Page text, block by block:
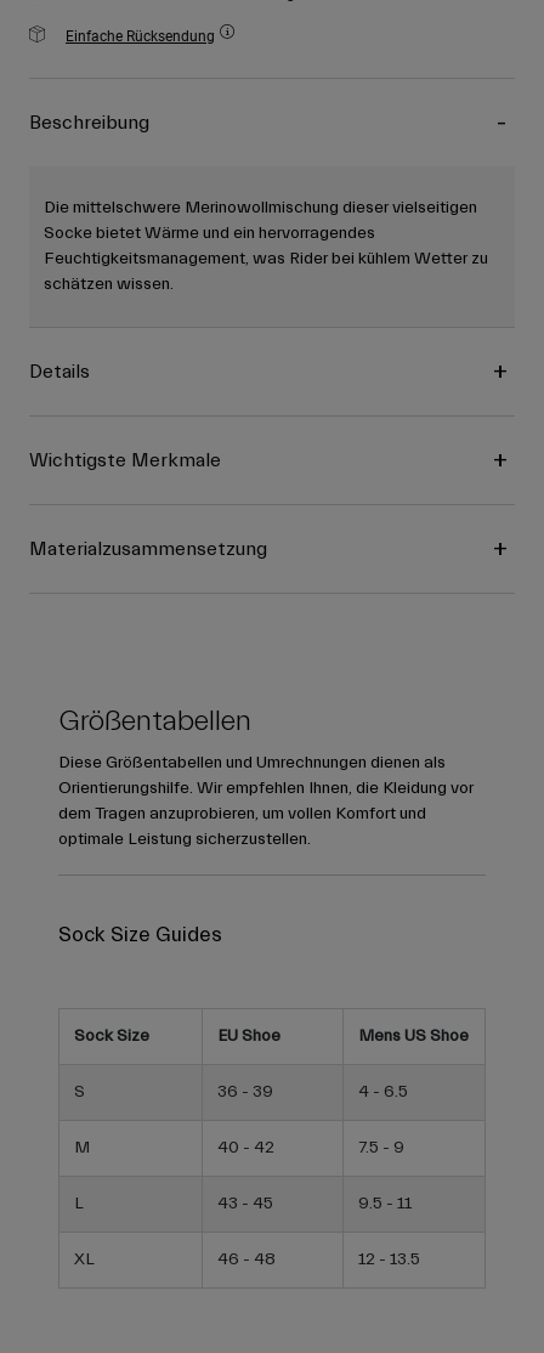
Einfache Rücksendung
Beschreibung
Die mittelschwere Merinowollmischung dieser vielseitigen
Socke bietet Wärme und ein hervorragendes
Feuchtigkeitsmanagement, was Rider bei kühlem Wetter zu
schätzen wissen.
Details
Wichtigste Merkmale
Materialzusammensetzung
Größentabellen
Diese Größentabellen und Umrechnungen dienen als
Orientierungshilfe. Wir empfehlen Ihnen, die Kleidung vor
dem Tragen anzuprobieren, um vollen Komfort und
optimale Leistung sicherzustellen.
Sock Size Guides
Sock Size EU Shoe Mens US Shoe
S 36 - 39 4 - 6.5
M 40 - 42 7.5 - 9
L 43 - 45 9.5 - 11
XL 46 - 48 12 - 13.5